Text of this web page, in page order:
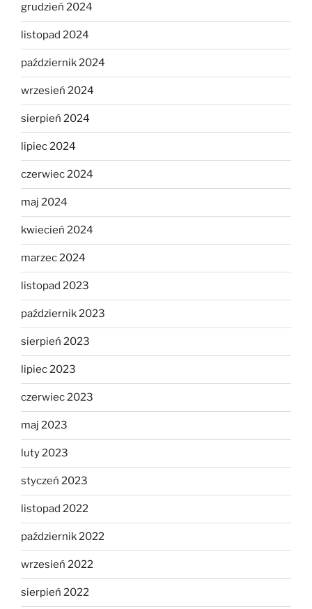
grudzień 2024
listopad 2024
październik 2024
wrzesień 2024
sierpień 2024
lipiec 2024
czerwiec 2024
maj 2024
kwiecień 2024
marzec 2024
listopad 2023
październik 2023
sierpień 2023
lipiec 2023
czerwiec 2023
maj 2023
luty 2023
styczeń 2023
listopad 2022
październik 2022
wrzesień 2022
sierpień 2022